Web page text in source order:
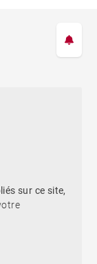
sur ce site,